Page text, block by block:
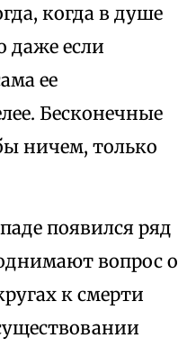
когда в душе
даже если
ее
Бесконечные
ничем, только
появился ряд
вопрос о
к смерти